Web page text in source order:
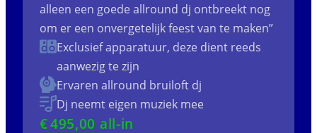
alleen een goede allround dj ontbreekt nog
om er een onvergetelijk feest van te maken”
Exclusief apparatuur, deze dient reeds
aanwezig te zijn
Ervaren allround bruiloft dj
Dj neemt eigen muziek mee
€495,00 all-in